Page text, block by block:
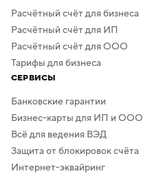
Расчётный счёт для бизнеса
Расчётный счёт для ИП
Расчётный счёт для ООО
Тарифы для бизнеса
СЕРВИСЫ
Банковские гарантии
Бизнес-карты для ИП и ООО
Всё для ведения ВЭД
Защита от блокировок счёта
Интернет-эквайринг